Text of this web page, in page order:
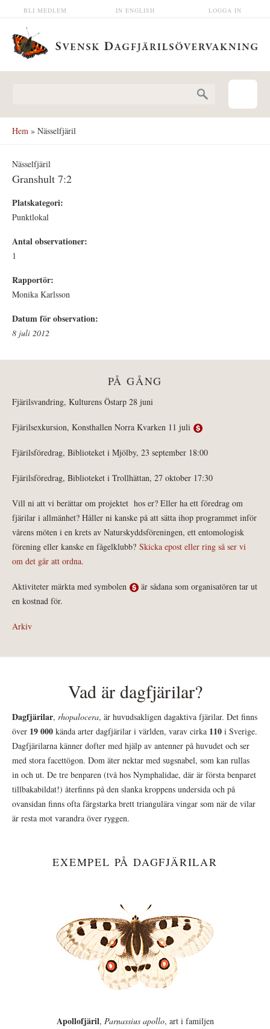
Hoppa till huvudinnehåll LOGGA IN
IN ENGLISH
BLI MEDLEM
Hem » Nässelfjäril
Nässelfjäril
Granshult 7:2
Platskategori:
Punktlokal
Antal observationer:
1
Rapportör:
Monika Karlsson
Datum för observation:
8 juli 2012
PÅ GÅNG
Fjärilsvandring, Kulturens Östarp 28 juni
Fjärilsexkursion, Konsthallen Norra Kvarken 11 juli
Fjärilsföredrag, Biblioteket i Mjölby, 23 september 18:00
Fjärilsföredrag, Biblioteket i Trollhättan, 27 oktober 17:30
Vill ni att vi berättar om projektet hos er? Eller ha ett föredrag om
fjärilar i allmänhet? Håller ni kanske på att sätta ihop programmet inför
vårens möten i en krets av Naturskyddsföreningen, ett entomologisk
förening eller kanske en fågelklubb? Skicka epost eller ring så ser vi
om det går att ordna.
Aktiviteter märkta med symbolen
är sådana som organisatören tar ut
en kostnad för.
Arkiv
Vad är dagfjärilar?
Dagfjärilar, rhopalocera, är huvudsakligen dagaktiva fjärilar. Det finns
över 19 000 kända arter dagfjärilar i världen, varav cirka 110 i Sverige.
Dagfjärilarna känner dofter med hjälp av antenner på huvudet och ser
med stora facettögon. Dom äter nektar med sugsnabel, som kan rullas
in och ut. De tre benparen (två hos Nymphalidae, där är första benparet
tillbakabildat!) återfinns på den slanka kroppens undersida och på
ovansidan finns ofta färgstarka brett triangulära vingar som när de vilar
är resta mot varandra över ryggen.
EXEMPEL PÅ DAGFJÄRILAR
Apollofjäril, Parnassius apollo, art i familjen